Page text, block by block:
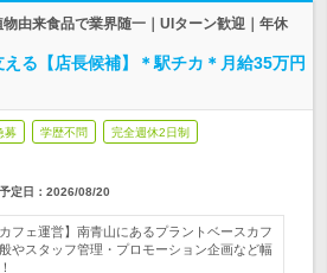
由来食品で業界随一｜UIターン歓迎｜年休
る【店長候補】＊駅チカ＊月給35万円
募 学歴不問 完全週休2日制
定日： 2026/08/20
フェ運営】南青山にあるプラントベースカフ
やスタッフ管理・プロモーション企画など幅